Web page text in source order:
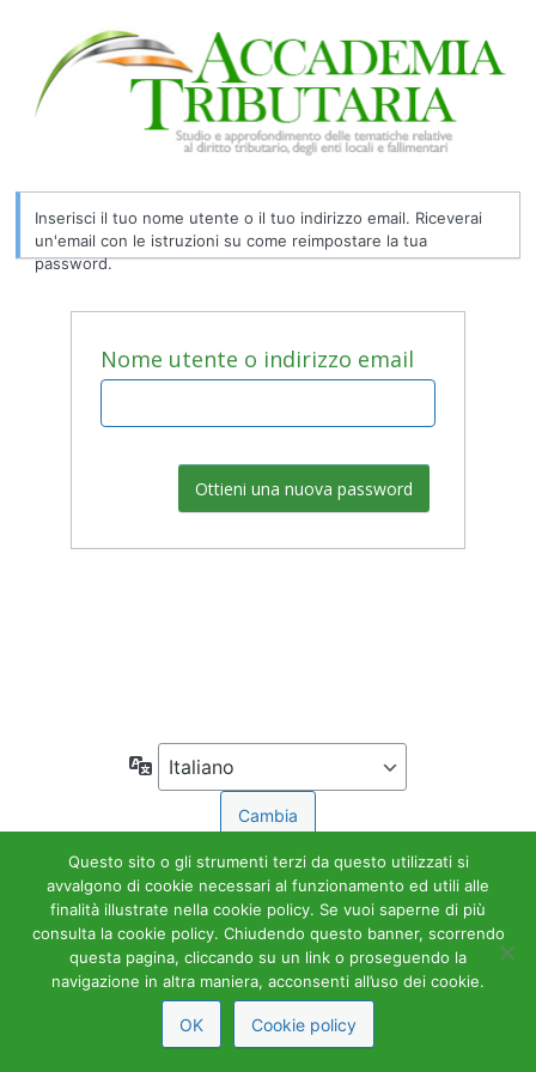
persa
Inserisci il tuo nome utente o il tuo indirizzo email. Riceverai
un'email con le istruzioni su come reimpostare la tua
password.
Nome utente o indirizzo email
Lingua
Questo sito o gli strumenti terzi da questo utilizzati si
avvalgono di cookie necessari al funzionamento ed utili alle
finalità illustrate nella cookie policy. Se vuoi saperne di più
consulta la cookie policy. Chiudendo questo banner, scorrendo
questa pagina, cliccando su un link o proseguendo la
navigazione in altra maniera, acconsenti all’uso dei cookie.
OK Cookie policy